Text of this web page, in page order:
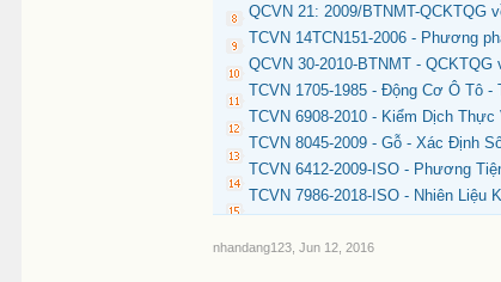
QCVN 21: 2009/BTNMT-QCKTQG
TCVN 14TCN151-2006 - Phương
QCVN 30-2010-BTNMT -
TCVN 1705-1985 - Động Cơ Ô Tô
TCVN 6908-2010 - Kiểm Dịch
TCVN 8045-2009 - Gỗ - Xác Định
TCVN 6412-2009-ISO - Phương
TCVN 7986-2018-ISO - Nhiên
nhandang123 Jun 12, 2016